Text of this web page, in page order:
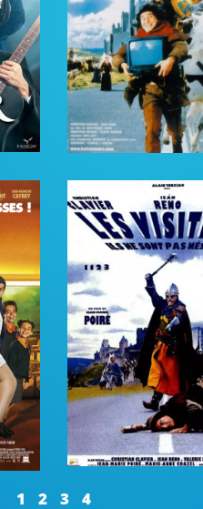
1 2 3 4